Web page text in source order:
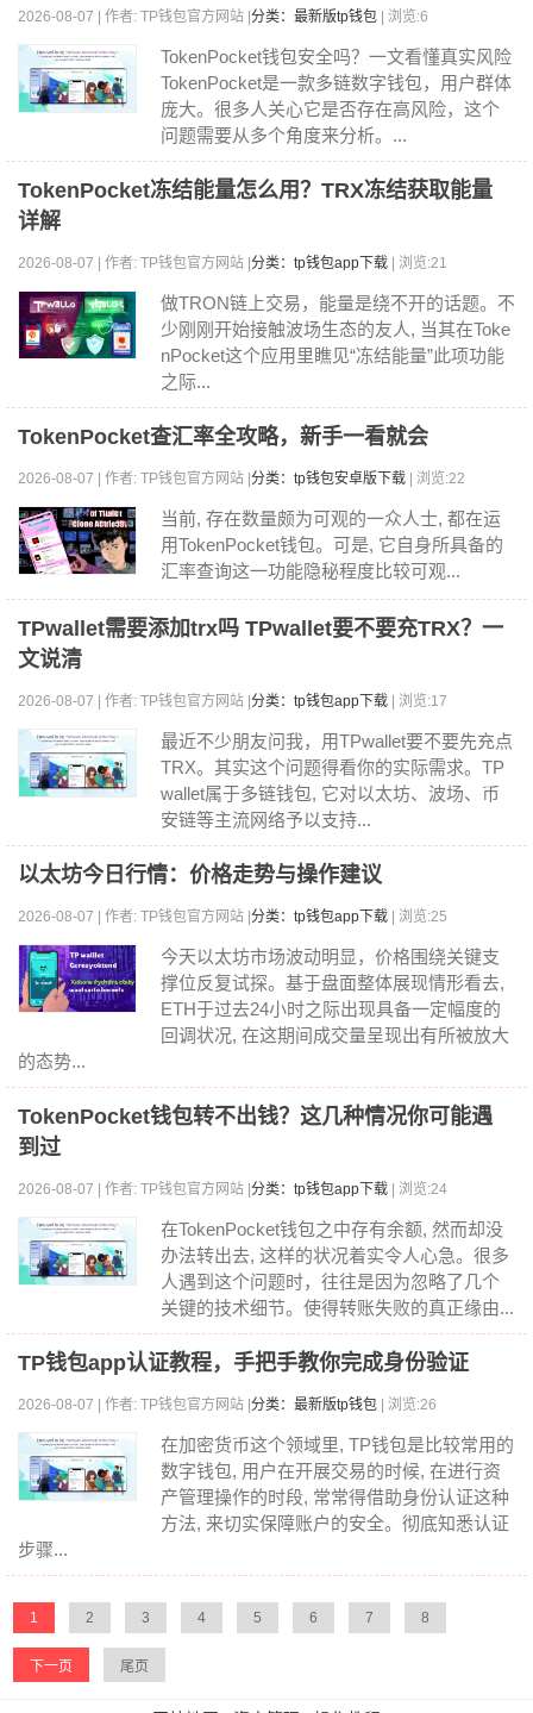
2026-08-07 | 作者: TP钱包官方网站 | 分类：最新版tp钱包 | 浏览:6
TokenPocket钱包安全吗？一文看懂真实风险
TokenPocket是一款多链数字钱包，用户群体
庞大。很多人关心它是否存在高风险，这个
问题需要从多个角度来分析。...
TokenPocket冻结能量怎么用？TRX冻结获取能量
详解
2026-08-07 | 作者: TP钱包官方网站 | 分类：tp钱包app下载 | 浏览:21
做TRON链上交易，能量是绕不开的话题。不
少刚刚开始接触波场生态的友人, 当其在Toke
nPocket这个应用里瞧见“冻结能量”此项功能
之际...
TokenPocket查汇率全攻略，新手一看就会
2026-08-07 | 作者: TP钱包官方网站 | 分类：tp钱包安卓版下载 | 浏览:22
当前, 存在数量颇为可观的一众人士, 都在运
用TokenPocket钱包。可是, 它自身所具备的
汇率查询这一功能隐秘程度比较可观...
TPwallet需要添加trx吗 TPwallet要不要充TRX？一
文说清
2026-08-07 | 作者: TP钱包官方网站 | 分类：tp钱包app下载 | 浏览:17
最近不少朋友问我，用TPwallet要不要先充点
TRX。其实这个问题得看你的实际需求。TP
wallet属于多链钱包, 它对以太坊、波场、币
安链等主流网络予以支持...
以太坊今日行情：价格走势与操作建议
2026-08-07 | 作者: TP钱包官方网站 | 分类：tp钱包app下载 | 浏览:25
今天以太坊市场波动明显，价格围绕关键支
撑位反复试探。基于盘面整体展现情形看去,
ETH于过去24小时之际出现具备一定幅度的
回调状况, 在这期间成交量呈现出有所被放大
的态势...
TokenPocket钱包转不出钱？这几种情况你可能遇
到过
2026-08-07 | 作者: TP钱包官方网站 | 分类：tp钱包app下载 | 浏览:24
在TokenPocket钱包之中存有余额, 然而却没
办法转出去, 这样的状况着实令人心急。很多
人遇到这个问题时，往往是因为忽略了几个
关键的技术细节。使得转账失败的真正缘由...
TP钱包app认证教程，手把手教你完成身份验证
2026-08-07 | 作者: TP钱包官方网站 | 分类：最新版tp钱包 | 浏览:26
在加密货币这个领域里, TP钱包是比较常用的
数字钱包, 用户在开展交易的时候, 在进行资
产管理操作的时段, 常常得借助身份认证这种
方法, 来切实保障账户的安全。彻底知悉认证
步骤...
1 2 3 4 5 6 7 8
下一页 尾页